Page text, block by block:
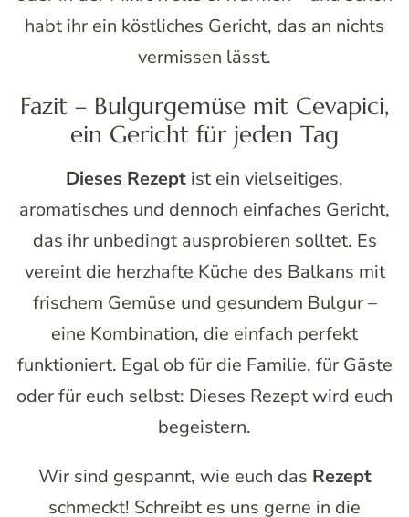
habt ihr ein köstliches Gericht, das an nichts
vermissen lässt.
Fazit – Bulgurgemüse mit Cevapici,
ein Gericht für jeden Tag
Dieses Rezept ist ein vielseitiges,
aromatisches und dennoch einfaches Gericht,
das ihr unbedingt ausprobieren solltet. Es
vereint die herzhafte Küche des Balkans mit
frischem Gemüse und gesundem Bulgur –
eine Kombination, die einfach perfekt
funktioniert. Egal ob für die Familie, für Gäste
oder für euch selbst: Dieses Rezept wird euch
begeistern.
Wir sind gespannt, wie euch das Rezept
schmeckt! Schreibt es uns gerne in die